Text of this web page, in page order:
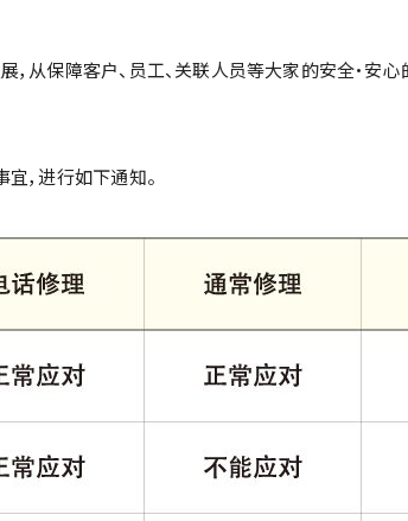
从保障客户、员工、关联人员等大家的安全・安
，进行如下通知。